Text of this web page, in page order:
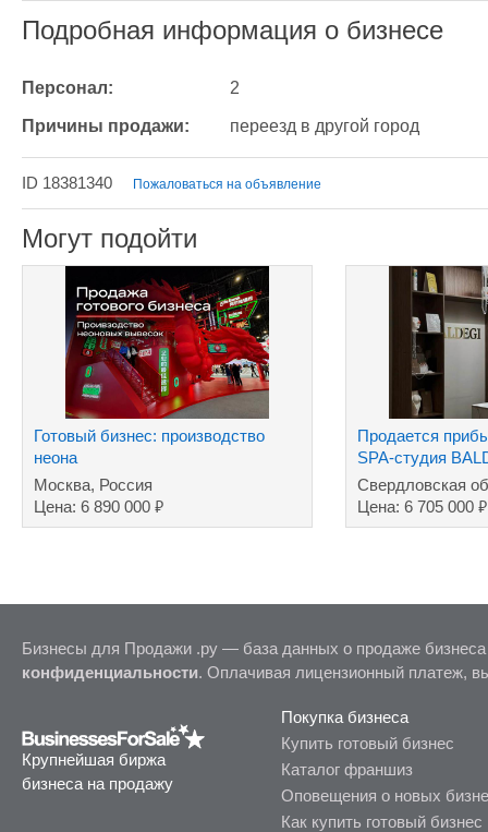
Подробная информация о бизнесе
Персонал: 2
Причины продажи: переезд в другой город
ID 18381340 Пожаловаться на объявление
Могут подойти
Готовый бизнес: производство
неона
Москва, Россия
Цена: 6 890 000 ₽
Продается
SPA-студия
Свердловская
Цена: 6 705 000₽
Бизнесы для Продажи .ру — база данных о продаже
конфиденциальности. Оплачивая лицензионный платеж,
Крупнейшая биржа
бизнеса на продажу
Покупка бизнеса
Купить готовый бизнес
Каталог франшиз
Оповещения о новых
Как купить готовый бизнес